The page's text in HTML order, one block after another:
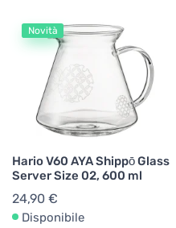
Novità
Hario V60 AYA Shippō Glass
Server Size 02, 600 ml
24,90 €
Disponibile